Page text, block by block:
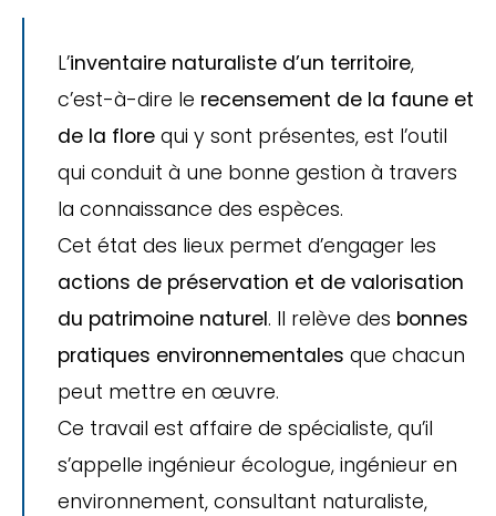
L’inventaire naturaliste d’un territoire,
c’est-à-dire le recensement de la faune et
de la flore qui y sont présentes, est l’outil
qui conduit à une bonne gestion à travers
la connaissance des espèces.
Cet état des lieux permet d’engager les
actions de préservation et de valorisation
du patrimoine naturel. Il relève des bonnes
pratiques environnementales que chacun
peut mettre en œuvre.
Ce travail est affaire de spécialiste, qu’il
s’appelle ingénieur écologue, ingénieur en
environnement, consultant naturaliste,